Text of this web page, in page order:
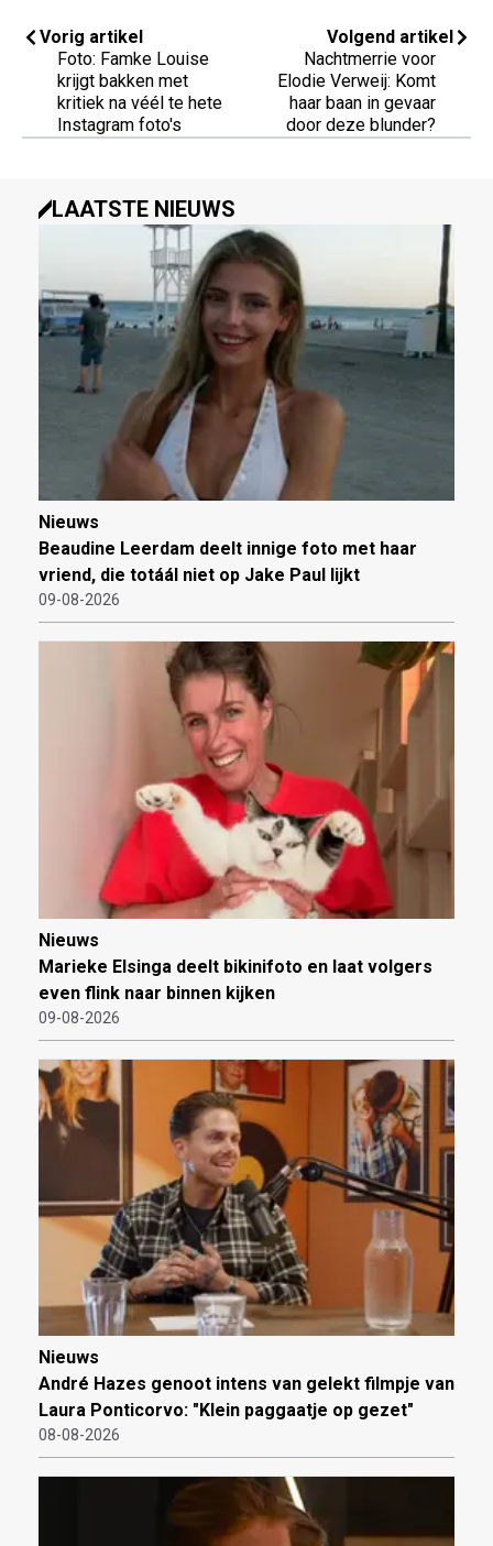
Vorig artikel
Foto: Famke Louise
krijgt bakken met
kritiek na véél te hete
Instagram foto's
Volgend artikel
Nachtmerrie voor
Elodie Verweij: Komt
haar baan in gevaar
door deze blunder?
LAATSTE NIEUWS
Nieuws
Beaudine Leerdam deelt innige foto met haar
vriend, die totáál niet op Jake Paul lijkt
09-08-2026
Nieuws
Marieke Elsinga deelt bikinifoto en laat volgers
even flink naar binnen kijken
09-08-2026
Nieuws
André Hazes genoot intens van gelekt filmpje van
Laura Ponticorvo: "Klein paggaatje op gezet"
08-08-2026